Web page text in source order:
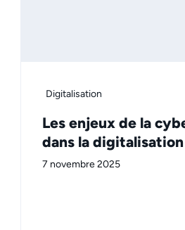
Digitalisation
Les enjeux de la
dans la
7 novembre 2025